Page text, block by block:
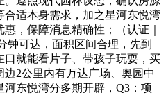
适本身需求，加之星河东悦湾
，保障消息精确性；（认证｜
钟可达，面积区间合理，先到
就能看片子、带孩子玩耍，买
2公里内有万达广场、奥园中
东悦湾分多期开辟，Q3：项